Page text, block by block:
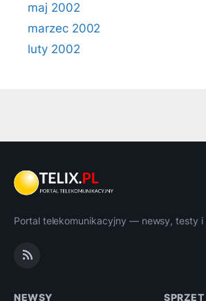
maj 2002
marzec 2002
luty 2002
Portal telekomunikacyjny — newsy, testy i
NEWSY SPRZĘT